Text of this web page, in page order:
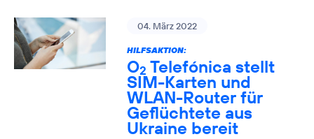
04. März 2022
HILFSAKTION:
O2 Telefónica stellt
SIM-Karten und
WLAN-Router für
Geflüchtete aus
Ukraine bereit